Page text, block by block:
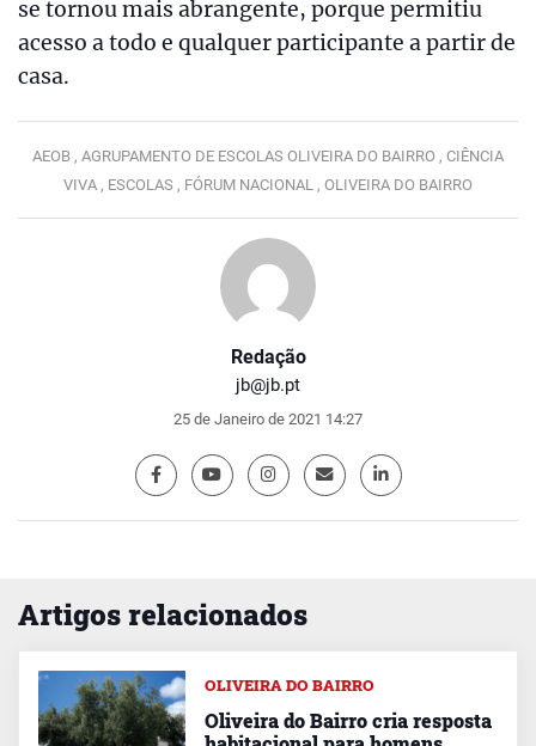
Redação
jb@jb.pt
25 de Janeiro de 2021 14:27
se tornou mais abrangente, porque permitiu
acesso a todo e qualquer participante a partir de
casa.
AEOB , AGRUPAMENTO DE ESCOLAS OLIVEIRA DO BAIRRO , CIÊNCIA
VIVA , ESCOLAS , FÓRUM NACIONAL , OLIVEIRA DO BAIRRO
Artigos relacionados
OLIVEIRA DO BAIRRO
Oliveira do Bairro cria resposta